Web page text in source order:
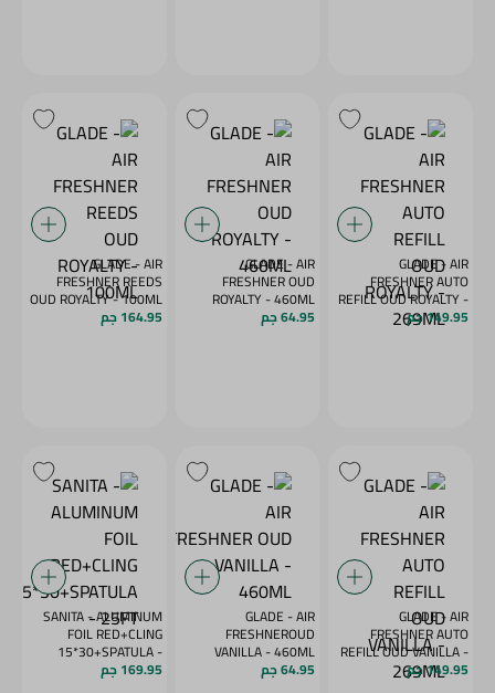
GLADE - AIR
FRESHNER AUTO
REFILL OUD ROYALTY -
269ML
149.95 جم
GLADE - AIR
FRESHNER OUD
ROYALTY - 460ML
64.95 جم
GLADE - AIR
FRESHNER REEDS
OUD ROYALTY - 100ML
164.95 جم
GLADE - AIR
FRESHNER AUTO
REFILL OUD VANILLA -
269ML
149.95 جم
GLADE - AIR
FRESHNEROUD
VANILLA - 460ML
64.95 جم
SANITA - ALUMINUM
FOIL RED+CLING
15*30+SPATULA -
25FT
169.95 جم